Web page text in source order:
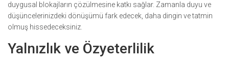
duygusal blokajların çözülmesine katkı sağlar. Zamanla duyu ve
düşüncelerinizdeki dönüşümü fark edecek, daha dingin ve tatmin
olmuş hissedeceksiniz.
Yalnızlık ve Özyeterlilik